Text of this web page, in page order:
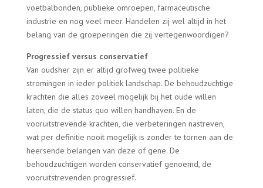
voetbalbonden, publieke omroepen, farmaceutische
industrie en nog veel meer. Handelen zij wel altijd in het
belang van de groeperingen die zij vertegenwoordigen?
Progressief versus conservatief
Van oudsher zijn er altijd grofweg twee politieke
stromingen in ieder politiek landschap. De behoudzuchtige
krachten die alles zoveel mogelijk bij het oude willen
laten, die de status quo willen handhaven. En de
vooruitstrevende krachten, die verbeteringen nastreven,
wat per definitie nooit mogelijk is zonder te tornen aan de
heersende belangen van deze of gene. De
behoudzuchtigen worden conservatief genoemd, de
vooruitstrevenden progressief.